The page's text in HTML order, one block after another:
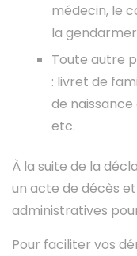
médecin, le
la
Toute autre
: livret de
de
etc.
À la suite de la
un acte de décès
administratives
Pour faciliter vos